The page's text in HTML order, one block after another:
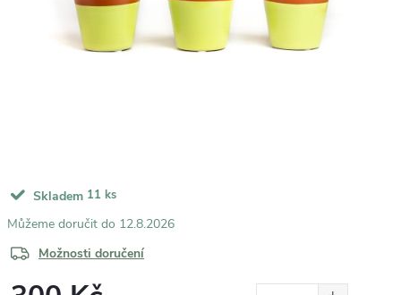
Skladem 11 ks
12.8.2026
Možnosti doručení